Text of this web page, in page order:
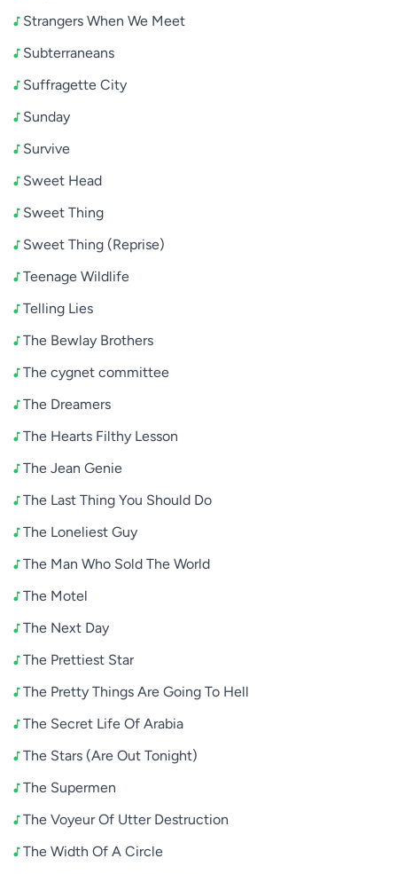
Strangers When We Meet
Subterraneans
Suffragette City
Sunday
Survive
Sweet Head
Sweet Thing
Sweet Thing (Reprise)
Teenage Wildlife
Telling Lies
The Bewlay Brothers
The cygnet committee
The Dreamers
The Hearts Filthy Lesson
The Jean Genie
The Last Thing You Should Do
The Loneliest Guy
The Man Who Sold The World
The Motel
The Next Day
The Prettiest Star
The Pretty Things Are Going To Hell
The Secret Life Of Arabia
The Stars (Are Out Tonight)
The Supermen
The Voyeur Of Utter Destruction
The Width Of A Circle